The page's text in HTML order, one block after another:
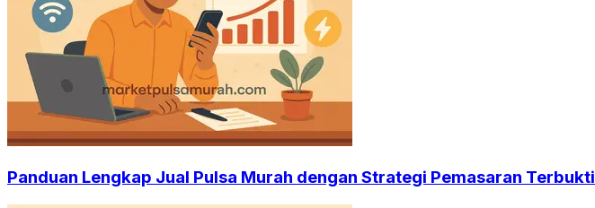
Panduan Lengkap Jual Pulsa Murah dengan Strategi Pemasaran Terbukti